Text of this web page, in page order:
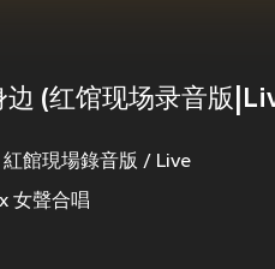
边 (红馆现场录音版
紅館現場錄音版 / Live
女聲合唱